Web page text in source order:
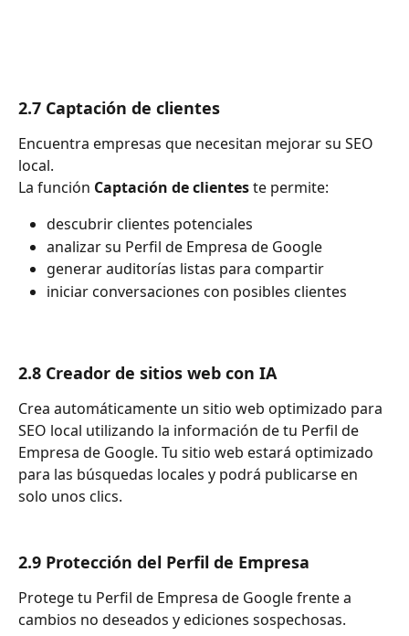
2.7 Captación de clientes
Encuentra empresas que necesitan mejorar su SEO
local.
La función Captación de clientes te permite:
descubrir clientes potenciales
analizar su Perfil de Empresa de Google
generar auditorías listas para compartir
iniciar conversaciones con posibles clientes
2.8 Creador de sitios web con IA
Crea automáticamente un sitio web optimizado para
SEO local utilizando la información de tu Perfil de
Empresa de Google. Tu sitio web estará optimizado
para las búsquedas locales y podrá publicarse en
solo unos clics.
2.9 Protección del Perfil de Empresa
Protege tu Perfil de Empresa de Google frente a
cambios no deseados y ediciones sospechosas.